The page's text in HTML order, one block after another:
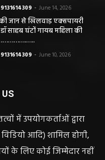
- June 14, 2026
जान से खिलवाड़ एक्सपायरी
साहब घंटों गायब महिला की
- June 10, 2026
में उपयोगकर्ताओं द्वारा
आदि) शामिल होगी,
के लिए कोई जिम्मेदार नहीं